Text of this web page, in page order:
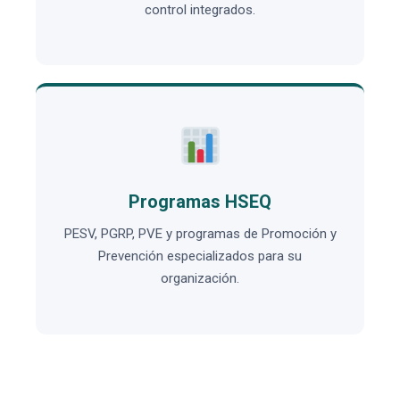
control integrados.
Programas HSEQ
PESV, PGRP, PVE y programas de Promoción y
Prevención especializados para su
organización.